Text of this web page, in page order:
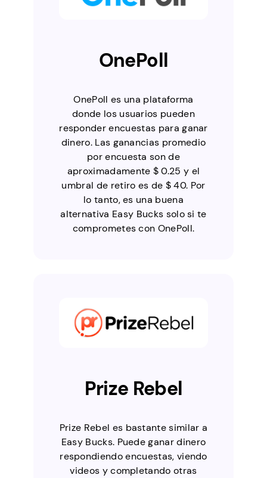
OnePoll
OnePoll es una plataforma
donde los usuarios pueden
responder encuestas para ganar
dinero. Las ganancias promedio
por encuesta son de
aproximadamente $ 0.25 y el
umbral de retiro es de $ 40. Por
lo tanto, es una buena
alternativa Easy Bucks solo si te
comprometes con OnePoll.
Prize Rebel
Prize Rebel es bastante similar a
Easy Bucks. Puede ganar dinero
respondiendo encuestas, viendo
videos y completando otras